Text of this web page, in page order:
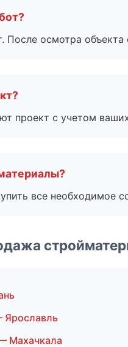
После осмотра
проект с учетом
все необходимое
Махачкала